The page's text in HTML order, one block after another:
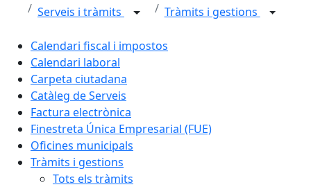
Serveis i tràmits Tràmits i gestions
Calendari fiscal i impostos
Calendari laboral
Carpeta ciutadana
Catàleg de Serveis
Factura electrònica
Finestreta Única Empresarial (FUE)
Oficines municipals
Tràmits i gestions
Tots els tràmits